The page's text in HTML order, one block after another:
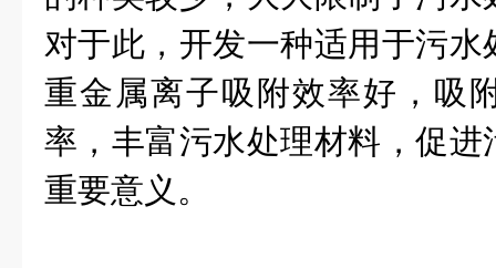
对于此，开发一种适用于污
重金属离子吸附效率好，吸
率，丰富污水处理材料，促
重要意义。